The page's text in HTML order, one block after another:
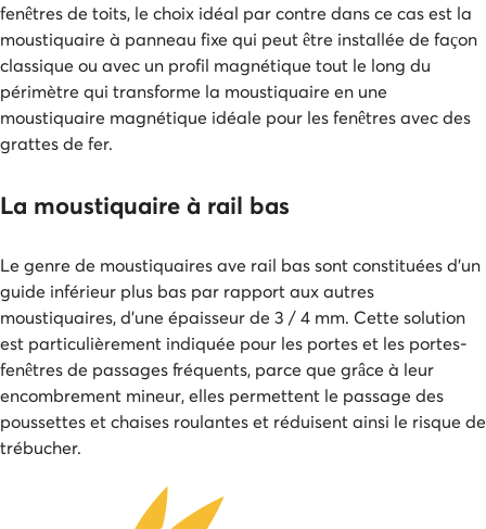
fenêtres de toits, le choix idéal par contre dans ce cas est la
moustiquaire à panneau fixe qui peut être installée de façon
classique ou avec un profil magnétique tout le long du
périmètre qui transforme la moustiquaire en une
moustiquaire magnétique idéale pour les fenêtres avec des
grattes de fer.
La moustiquaire à rail bas
Le genre de moustiquaires ave rail bas sont constituées d’un
guide inférieur plus bas par rapport aux autres
moustiquaires, d’une épaisseur de 3 / 4 mm. Cette solution
est particulièrement indiquée pour les portes et les portes-
fenêtres de passages fréquents, parce que grâce à leur
encombrement mineur, elles permettent le passage des
poussettes et chaises roulantes et réduisent ainsi le risque de
trébucher.